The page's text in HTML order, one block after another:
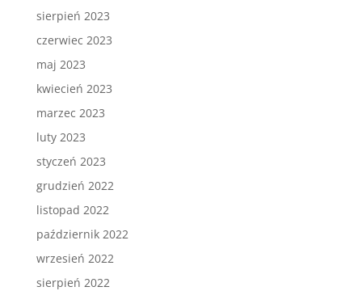
sierpień 2023
czerwiec 2023
maj 2023
kwiecień 2023
marzec 2023
luty 2023
styczeń 2023
grudzień 2022
listopad 2022
październik 2022
wrzesień 2022
sierpień 2022